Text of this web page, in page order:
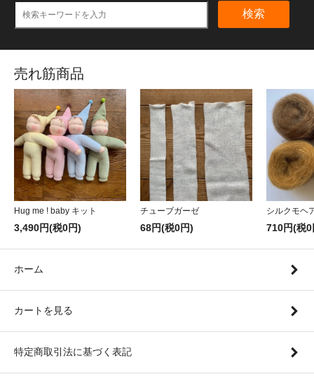
検索
売れ筋商品
Hug me ! baby キット
3,490円(税0円)
チューブガーゼ
68円(税0円)
シルクモヘ
710円(税0
ホーム
カートを見る
特定商取引法に基づく表記